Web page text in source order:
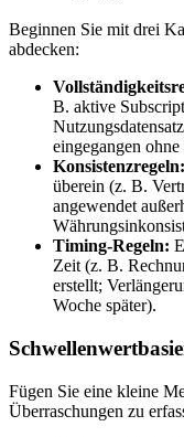
Beginnen Sie mit drei
abdecken:
B. aktive
eingegangen
Konsistenzregeln:
überein (z. B.
angewendet
Timing‑Regeln:
Zeit (z. B.
erstellt;
Woche später).
Fügen Sie eine kleine
Überraschungen zu